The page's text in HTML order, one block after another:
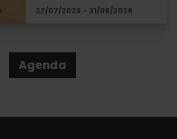
27/07/2026 - 31/08/2026
Agenda